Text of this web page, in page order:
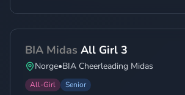
BIA Midas All Girl 3
Norge•BIA Cheerleading Midas
All-Girl Senior